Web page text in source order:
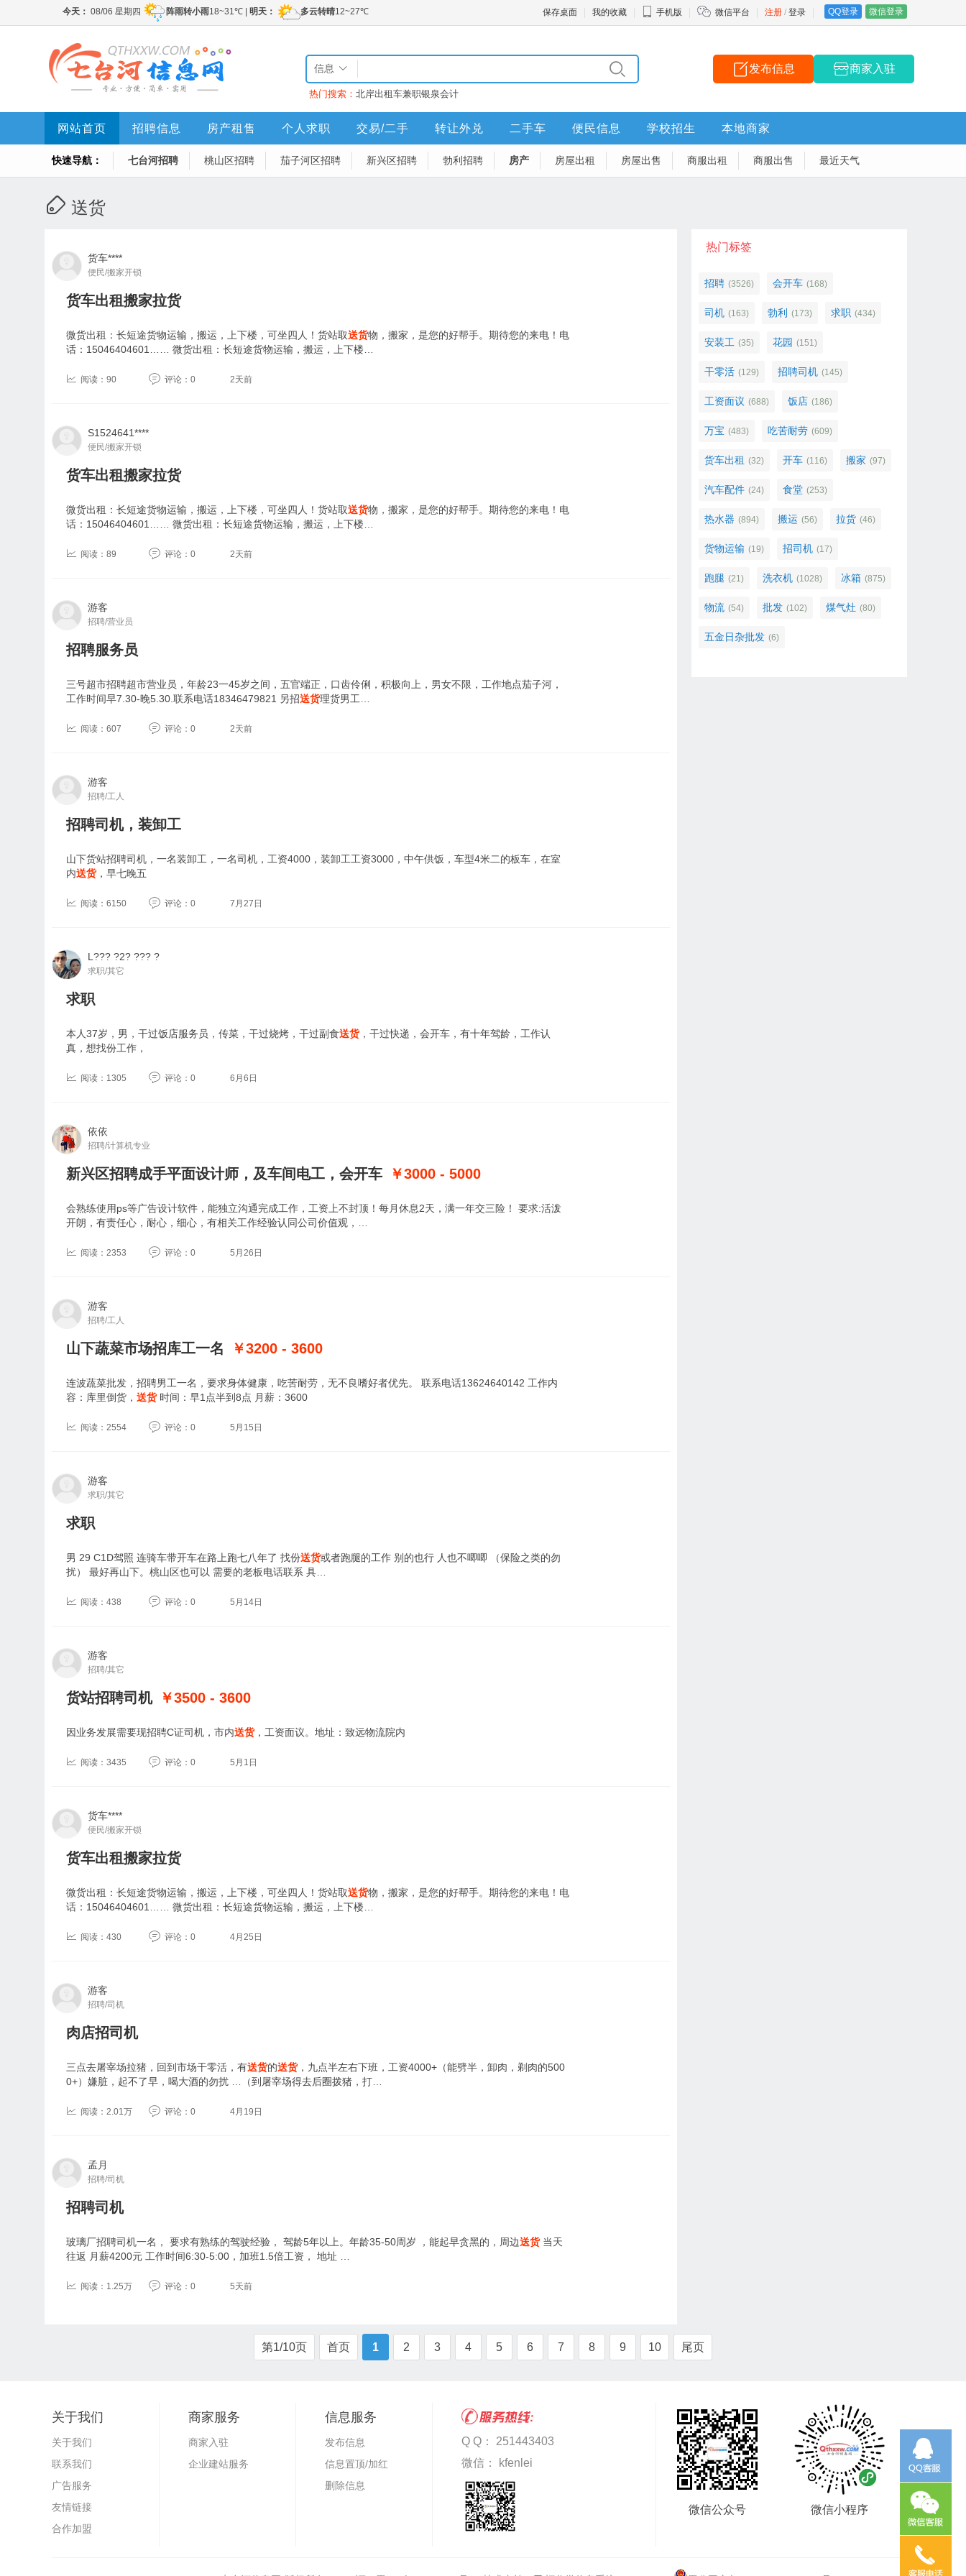
注册 / 登录 QQ登录 微信登录
保存桌面 我的收藏 手机版 微信平台
信息
热门搜索： 北岸出租车兼职银泉会计
发布信息 商家入驻
网站首页 招聘信息 房产租售 个人求职 交易/二手 转让外兑 二手车 便民信息 学校招生 本地商家
快速导航： 七台河招聘 桃山区招聘 茄子河区招聘 新兴区招聘 勃利招聘 房产 房屋出租 房屋出售 商服出租 商服出售 最近天气
送货
货车****
便民/搬家开锁
货车出租搬家拉货
微货出租：长短途货物运输，搬运，上下楼，可坐四人！货站取送货物，搬家，是您的好帮手。期待您的来电！电
话：15046404601…… 微货出租：长短途货物运输，搬运，上下楼…
阅读：90 评论：0 2天前
S1524641****
便民/搬家开锁
货车出租搬家拉货
微货出租：长短途货物运输，搬运，上下楼，可坐四人！货站取送货物，搬家，是您的好帮手。期待您的来电！电
话：15046404601…… 微货出租：长短途货物运输，搬运，上下楼…
阅读：89 评论：0 2天前
游客
招聘/营业员
招聘服务员
三号超市招聘超市营业员，年龄23一45岁之间，五官端正，口齿伶俐，积极向上，男女不限，工作地点茄子河，
工作时间早7.30-晚5.30.联系电话18346479821 另招送货理货男工…
阅读：607 评论：0 2天前
游客
招聘/工人
招聘司机，装卸工
山下货站招聘司机，一名装卸工，一名司机，工资4000，装卸工工资3000，中午供饭，车型4米二的板车，在室
内送货，早七晚五
阅读：6150 评论：0 7月27日
L??? ?2? ??? ?
求职/其它
求职
本人37岁，男，干过饭店服务员，传菜，干过烧烤，干过副食送货，干过快递，会开车，有十年驾龄，工作认
真，想找份工作，
阅读：1305 评论：0 6月6日
依依
招聘/计算机专业
新兴区招聘成手平面设计师，及车间电工，会开车 ￥3000 - 5000
会熟练使用ps等广告设计软件，能独立沟通完成工作，工资上不封顶！每月休息2天，满一年交三险！ 要求:活泼
开朗，有责任心，耐心，细心，有相关工作经验认同公司价值观，…
阅读：2353 评论：0 5月26日
游客
招聘/工人
山下蔬菜市场招库工一名 ￥3200 - 3600
连波蔬菜批发，招聘男工一名，要求身体健康，吃苦耐劳，无不良嗜好者优先。 联系电话13624640142 工作内
容：库里倒货， 送货时间：早1点半到8点 月薪：3600
阅读：2554 评论：0 5月15日
游客
求职/其它
求职
男 29 C1D驾照 连骑车带开车在路上跑七八年了 找份送货或者跑腿的工作 别的也行 人也不唧唧 （保险之类的勿
扰） 最好再山下。桃山区也可以 需要的老板电话联系 具…
阅读：438 评论：0 5月14日
游客
招聘/其它
货站招聘司机 ￥3500 - 3600
因业务发展需要现招聘C证司机，市内送货，工资面议。地址：致远物流院内
阅读：3435 评论：0 5月1日
货车****
便民/搬家开锁
货车出租搬家拉货
微货出租：长短途货物运输，搬运，上下楼，可坐四人！货站取送货物，搬家，是您的好帮手。期待您的来电！电
话：15046404601…… 微货出租：长短途货物运输，搬运，上下楼…
阅读：430 评论：0 4月25日
游客
招聘/司机
肉店招司机
三点去屠宰场拉猪，回到市场干零活，有送货的送货，九点半左右下班，工资4000+（能劈半，卸肉，剃肉的500
0+）嫌脏，起不了早，喝大酒的勿扰 …（到屠宰场得去后圈拨猪，打…
阅读：2.01万 评论：0 4月19日
孟月
招聘/司机
招聘司机
玻璃厂招聘司机一名， 要求有熟练的驾驶经验， 驾龄5年以上。年龄35-50周岁 ，能起早贪黑的，周边送货当天
往返 月薪4200元 工作时间6:30-5:00，加班1.5倍工资， 地址 …
阅读：1.25万 评论：0 5天前
热门标签
招聘 (3526) 会开车 (168)
司机 (163) 勃利 (173) 求职 (434)
安装工 (35) 花园 (151)
干零活 (129) 招聘司机 (145)
工资面议 (688) 饭店 (186)
万宝 (483) 吃苦耐劳 (609)
货车出租 (32) 开车 (116) 搬家 (97)
汽车配件 (24) 食堂 (253)
热水器 (894) 搬运 (56) 拉货 (46)
货物运输 (19) 招司机 (17)
跑腿 (21) 洗衣机 (1028) 冰箱 (875)
物流 (54) 批发 (102) 煤气灶 (80)
五金日杂批发 (6)
第1/10页 首页 1 2 3 4 5 6 7 8 9 10 尾页
关于我们
关于我们
联系我们
广告服务
友情链接
合作加盟
商家服务
商家入驻
企业建站服务
信息服务
发布信息
信息置顶/加红
删除信息
Q Q： 251443403
微信： kfenlei
微信公众号 微信小程序